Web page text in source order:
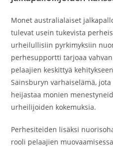
Monet australialaiset
tulevat usein tukevista
urheilullisiin pyrkimyksiin
perhesupportti tarjoaa
pelaajien keskittyä
Sainsburyn varhaiselämä,
heijastaa monien
urheilijoiden kokemuksia.
Perhesiteiden lisäksi
rooli pelaajien